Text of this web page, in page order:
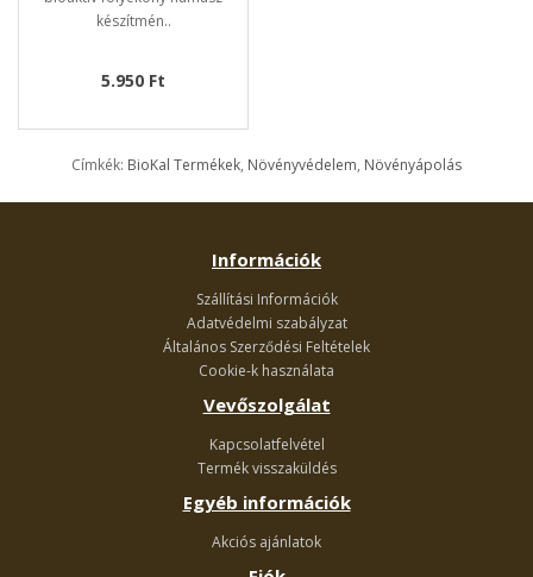
készítmén..
5.950 Ft
Címkék: BioKal Termékek, Növényvédelem, Növényápolás
Információk
Szállítási Információk
Adatvédelmi szabályzat
Általános Szerződési Feltételek
Cookie-k használata
Vevőszolgálat
Kapcsolatfelvétel
Termék visszaküldés
Egyéb információk
Akciós ajánlatok